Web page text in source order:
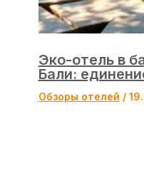
Эко-отель в
Бали:
Обзоры отелей /